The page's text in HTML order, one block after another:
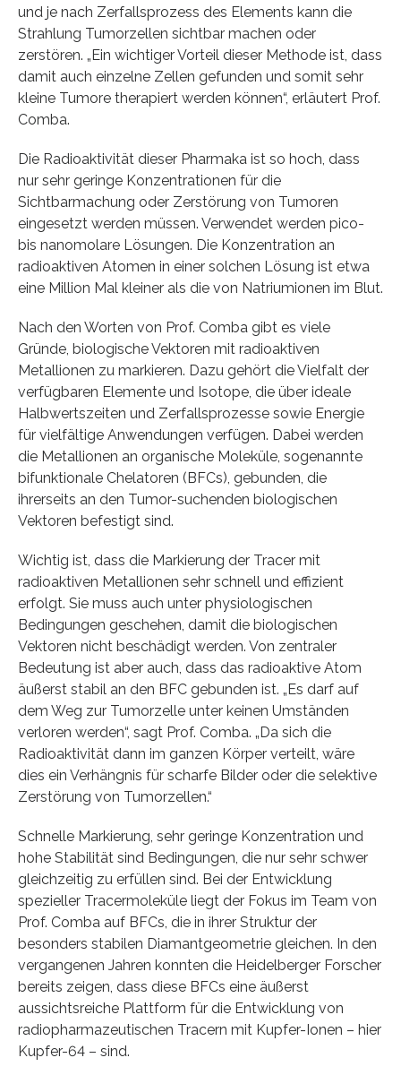
und je nach Zerfallsprozess des Elements kann die
Strahlung Tumorzellen sichtbar machen oder
zerstören. „Ein wichtiger Vorteil dieser Methode ist, dass
damit auch einzelne Zellen gefunden und somit sehr
kleine Tumore therapiert werden können“, erläutert Prof.
Comba.
Die Radioaktivität dieser Pharmaka ist so hoch, dass
nur sehr geringe Konzentrationen für die
Sichtbarmachung oder Zerstörung von Tumoren
eingesetzt werden müssen. Verwendet werden pico-
bis nanomolare Lösungen. Die Konzentration an
radioaktiven Atomen in einer solchen Lösung ist etwa
eine Million Mal kleiner als die von Natriumionen im Blut.
Nach den Worten von Prof. Comba gibt es viele
Gründe, biologische Vektoren mit radioaktiven
Metallionen zu markieren. Dazu gehört die Vielfalt der
verfügbaren Elemente und Isotope, die über ideale
Halbwertszeiten und Zerfallsprozesse sowie Energie
für vielfältige Anwendungen verfügen. Dabei werden
die Metallionen an organische Moleküle, sogenannte
bifunktionale Chelatoren (BFCs), gebunden, die
ihrerseits an den Tumor-suchenden biologischen
Vektoren befestigt sind.
Wichtig ist, dass die Markierung der Tracer mit
radioaktiven Metallionen sehr schnell und effizient
erfolgt. Sie muss auch unter physiologischen
Bedingungen geschehen, damit die biologischen
Vektoren nicht beschädigt werden. Von zentraler
Bedeutung ist aber auch, dass das radioaktive Atom
äußerst stabil an den BFC gebunden ist. „Es darf auf
dem Weg zur Tumorzelle unter keinen Umständen
verloren werden“, sagt Prof. Comba. „Da sich die
Radioaktivität dann im ganzen Körper verteilt, wäre
dies ein Verhängnis für scharfe Bilder oder die selektive
Zerstörung von Tumorzellen.“
Schnelle Markierung, sehr geringe Konzentration und
hohe Stabilität sind Bedingungen, die nur sehr schwer
gleichzeitig zu erfüllen sind. Bei der Entwicklung
spezieller Tracermoleküle liegt der Fokus im Team von
Prof. Comba auf BFCs, die in ihrer Struktur der
besonders stabilen Diamantgeometrie gleichen. In den
vergangenen Jahren konnten die Heidelberger Forscher
bereits zeigen, dass diese BFCs eine äußerst
aussichtsreiche Plattform für die Entwicklung von
radiopharmazeutischen Tracern mit Kupfer-Ionen – hier
Kupfer-64 – sind.